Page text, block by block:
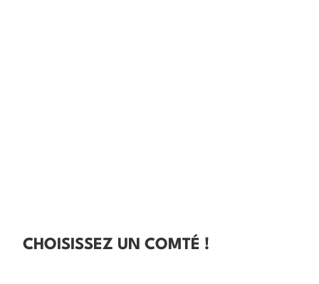
CHOISISSEZ UN COMTÉ !